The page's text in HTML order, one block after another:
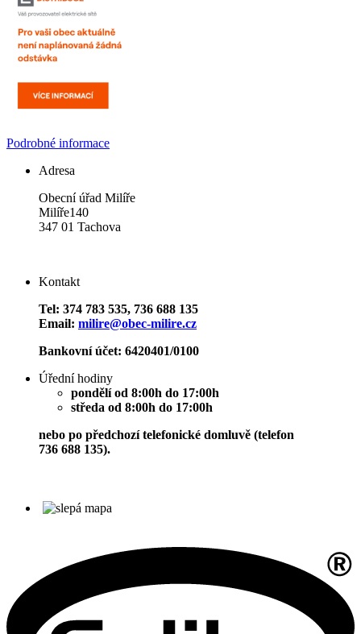
Podrobné informace
Adresa
Obecní úřad Milíře
Milíře140
347 01 Tachova
Kontakt
Tel: 374 783 535, 736 688 135
Email: milire@obec-milire.cz
Bankovní účet: 6420401/0100
Úřední hodiny
pondělí od 8:00h do 17:00h
středa od 8:00h do 17:00h
nebo po předchozí telefonické domluvě (telefon
736 688 135).